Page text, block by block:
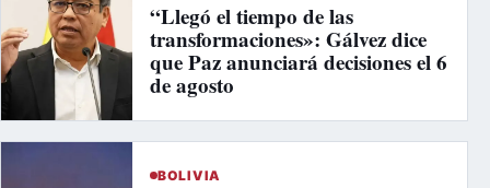
“Llegó el tiempo de las
transformaciones»: Gálvez dice
que Paz anunciará decisiones el 6
de agosto
BOLIVIA